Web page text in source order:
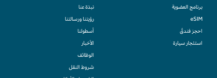
برنامج العضوية
eSIM
احجز فندقً
استئجار سيارة
نبذة عنا
رؤيتنا ورسالتنا
أسطولنا
الأخبار
الوظائف
شروط النقل